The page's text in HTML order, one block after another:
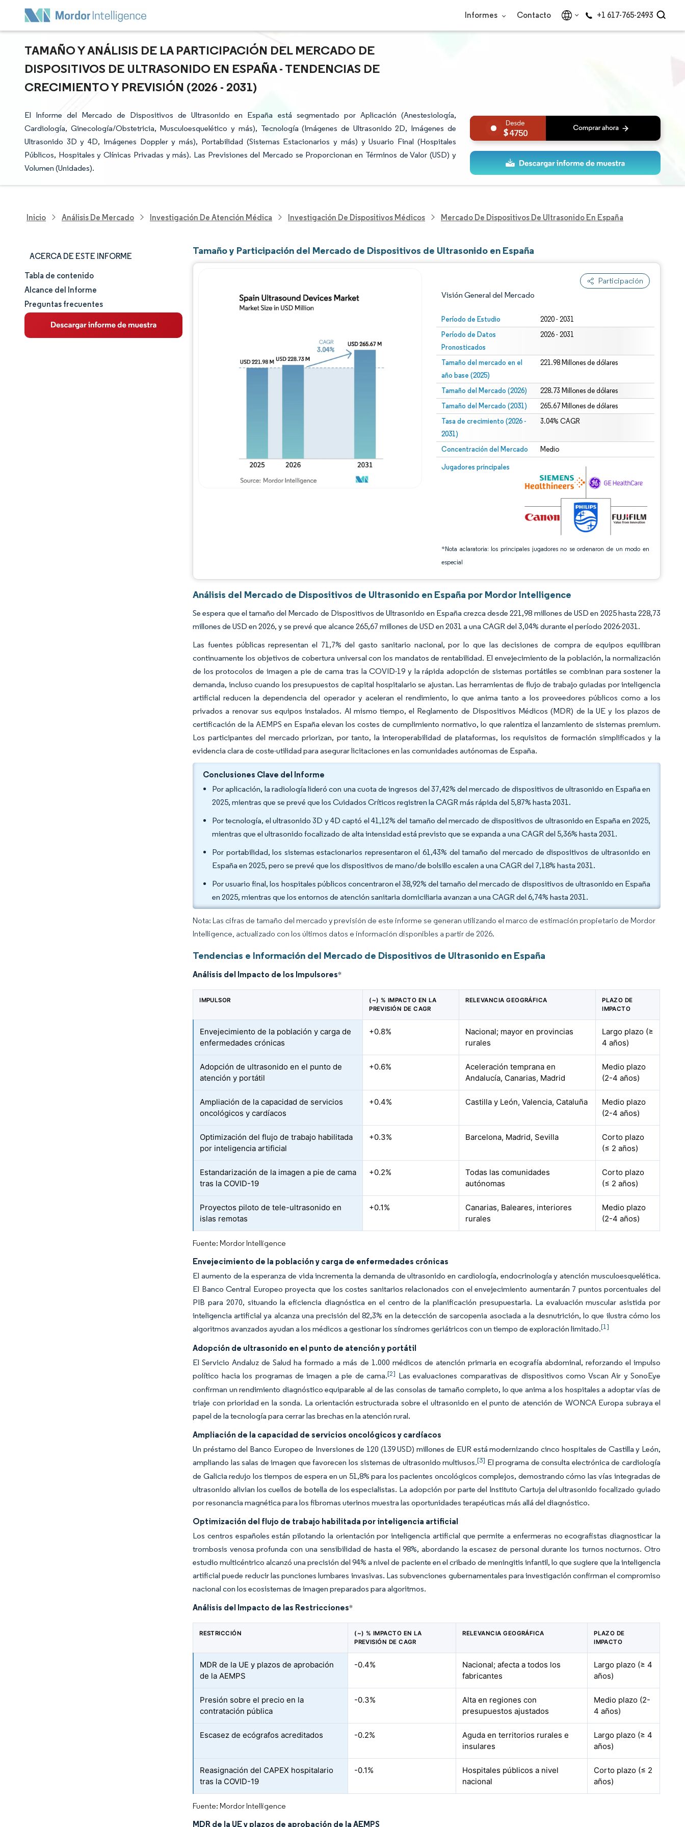
Informes Contacto +1 617-765-2493
TAMAÑO Y ANÁLISIS DE LA PARTICIPACIÓN DEL MERCADO DE
DISPOSITIVOS DE ULTRASONIDO EN ESPAÑA - TENDENCIAS DE
CRECIMIENTO Y PREVISIÓN (2026 - 2031)
El Informe del Mercado de Dispositivos de Ultrasonido en España está segmentado por Aplicación (Anestesiología,
Cardiología, Ginecología/Obstetricia, Musculoesquelético y más), Tecnología (Imágenes de Ultrasonido 2D, Imágenes de
Ultrasonido 3D y 4D, Imágenes Doppler y más), Portabilidad (Sistemas Estacionarios y más) y Usuario Final (Hospitales
Públicos, Hospitales y Clínicas Privadas y más). Las Previsiones del Mercado se Proporcionan en Términos de Valor (USD) y
Volumen (Unidades).
4750
Inicio Análisis De Mercado Investigación De Atención Médica Investigación De Dispositivos Médicos Mercado De Dispositivos De Ultrasonido En España
ACERCA DE ESTE INFORME
Tamaño y cuota de mercado
Análisis de mercado
Tendencias e ideas
Tabla de contenido
Alcance del Informe
Preguntas frecuentes
Tamaño y Participación del Mercado de Dispositivos de Ultrasonido en España
Participación
Visión General del Mercado
Período de Estudio 2020 - 2031
Período de Datos
Pronosticados
2026 - 2031
Tamaño del mercado en el
año base (2025)
221.98 Millones de dólares
Tamaño del Mercado (2026) 228.73 Millones de dólares
Tamaño del Mercado (2031) 265.67 Millones de dólares
Tasa de crecimiento (2026 -
2031)
3.04% CAGR
Concentración del Mercado Medio
Jugadores principales
*Nota aclaratoria: los principales jugadores no se ordenaron de un modo en
especial
Imagen © Mordor Intelligence. El uso requiere atribución según CC BY 4.0.
Imagen © Mordor Intelligence. El uso requiere atribución según CC BY 4.0.
Análisis del Mercado de Dispositivos de Ultrasonido en España por Mordor Intelligence
Se espera que el tamaño del Mercado de Dispositivos de Ultrasonido en España crezca desde 221,98 millones de USD en 2025 hasta 228,73
millones de USD en 2026, y se prevé que alcance 265,67 millones de USD en 2031 a una CAGR del 3,04% durante el período 2026-2031.
Las fuentes públicas representan el 71,7% del gasto sanitario nacional, por lo que las decisiones de compra de equipos equilibran
continuamente los objetivos de cobertura universal con los mandatos de rentabilidad. El envejecimiento de la población, la normalización
de los protocolos de imagen a pie de cama tras la COVID-19 y la rápida adopción de sistemas portátiles se combinan para sostener la
demanda, incluso cuando los presupuestos de capital hospitalario se ajustan. Las herramientas de flujo de trabajo guiadas por inteligencia
artificial reducen la dependencia del operador y aceleran el rendimiento, lo que anima tanto a los proveedores públicos como a los
privados a renovar sus equipos instalados. Al mismo tiempo, el Reglamento de Dispositivos Médicos (MDR) de la UE y los plazos de
certificación de la AEMPS en España elevan los costes de cumplimiento normativo, lo que ralentiza el lanzamiento de sistemas premium.
Los participantes del mercado priorizan, por tanto, la interoperabilidad de plataformas, los requisitos de formación simplificados y la
evidencia clara de coste-utilidad para asegurar licitaciones en las comunidades autónomas de España.
Conclusiones Clave del Informe
Por aplicación, la radiología lideró con una cuota de ingresos del 37,42% del mercado de dispositivos de ultrasonido en España en
2025, mientras que se prevé que los Cuidados Críticos registren la CAGR más rápida del 5,87% hasta 2031.
Por tecnología, el ultrasonido 3D y 4D captó el 41,12% del tamaño del mercado de dispositivos de ultrasonido en España en 2025,
mientras que el ultrasonido focalizado de alta intensidad está previsto que se expanda a una CAGR del 5,36% hasta 2031.
Por portabilidad, los sistemas estacionarios representaron el 61,43% del tamaño del mercado de dispositivos de ultrasonido en
España en 2025, pero se prevé que los dispositivos de mano/de bolsillo escalen a una CAGR del 7,18% hasta 2031.
Por usuario final, los hospitales públicos concentraron el 38,92% del tamaño del mercado de dispositivos de ultrasonido en España
en 2025, mientras que los entornos de atención sanitaria domiciliaria avanzan a una CAGR del 6,74% hasta 2031.
Nota: Las cifras de tamaño del mercado y previsión de este informe se generan utilizando el marco de estimación propietario de Mordor
Intelligence, actualizado con los últimos datos e información disponibles a partir de 2026.
Tendencias e Información del Mercado de Dispositivos de Ultrasonido en España
Análisis del Impacto de los Impulsores*
IMPULSOR
(~) % IMPACTO EN LA
PREVISIÓN DE CAGR
RELEVANCIA GEOGRÁFICA
PLAZO DE
IMPACTO
Envejecimiento de la población y carga de
enfermedades crónicas
+0.8%
Nacional; mayor en provincias
rurales
Largo plazo (≥
4 años)
Adopción de ultrasonido en el punto de
atención y portátil
+0.6%
Aceleración temprana en
Andalucía, Canarias, Madrid
Medio plazo
(2-4 años)
Ampliación de la capacidad de servicios
oncológicos y cardíacos
+0.4% Castilla y León, Valencia, Cataluña
Medio plazo
(2-4 años)
Optimización del flujo de trabajo habilitada
por inteligencia artificial
+0.3% Barcelona, Madrid, Sevilla
Corto plazo
(≤ 2 años)
Estandarización de la imagen a pie de cama
tras la COVID-19
+0.2%
Todas las comunidades
autónomas
Corto plazo
(≤ 2 años)
Proyectos piloto de tele-ultrasonido en
islas remotas
+0.1%
Canarias, Baleares, interiores
rurales
Medio plazo
(2-4 años)
Fuente: Mordor Intelligence
Envejecimiento de la población y carga de enfermedades crónicas
El aumento de la esperanza de vida incrementa la demanda de ultrasonido en cardiología, endocrinología y atención musculoesquelética.
El Banco Central Europeo proyecta que los costes sanitarios relacionados con el envejecimiento aumentarán 7 puntos porcentuales del
PIB para 2070, situando la eficiencia diagnóstica en el centro de la planificación presupuestaria. La evaluación muscular asistida por
inteligencia artificial ya alcanza una precisión del 82,3% en la detección de sarcopenia asociada a la desnutrición, lo que ilustra cómo los
algoritmos avanzados ayudan a los médicos a gestionar los síndromes geriátricos con un tiempo de exploración limitado.[1]
Adopción de ultrasonido en el punto de atención y portátil
El Servicio Andaluz de Salud ha formado a más de 1.000 médicos de atención primaria en ecografía abdominal, reforzando el impulso
político hacia los programas de imagen a pie de cama.[2] Las evaluaciones comparativas de dispositivos como Vscan Air y SonoEye
confirman un rendimiento diagnóstico equiparable al de las consolas de tamaño completo, lo que anima a los hospitales a adoptar vías de
triaje con prioridad en la sonda. La orientación estructurada sobre el ultrasonido en el punto de atención de WONCA Europa subraya el
papel de la tecnología para cerrar las brechas en la atención rural.
Ampliación de la capacidad de servicios oncológicos y cardíacos
Un préstamo del Banco Europeo de Inversiones de 120 (139 USD) millones de EUR está modernizando cinco hospitales de Castilla y León,
ampliando las salas de imagen que favorecen los sistemas de ultrasonido multiusos.[3] El programa de consulta electrónica de cardiología
de Galicia redujo los tiempos de espera en un 51,8% para los pacientes oncológicos complejos, demostrando cómo las vías integradas de
ultrasonido alivian los cuellos de botella de los especialistas. La adopción por parte del Instituto Cartuja del ultrasonido focalizado guiado
por resonancia magnética para los fibromas uterinos muestra las oportunidades terapéuticas más allá del diagnóstico.
Optimización del flujo de trabajo habilitada por inteligencia artificial
Los centros españoles están pilotando la orientación por inteligencia artificial que permite a enfermeras no ecografistas diagnosticar la
trombosis venosa profunda con una sensibilidad de hasta el 98%, abordando la escasez de personal durante los turnos nocturnos. Otro
estudio multicéntrico alcanzó una precisión del 94% a nivel de paciente en el cribado de meningitis infantil, lo que sugiere que la inteligencia
artificial puede reducir las punciones lumbares invasivas. Las subvenciones gubernamentales para investigación confirman el compromiso
nacional con los ecosistemas de imagen preparados para algoritmos.
Análisis del Impacto de las Restricciones*
RESTRICCIÓN
(~) % IMPACTO EN LA
PREVISIÓN DE CAGR
RELEVANCIA GEOGRÁFICA
PLAZO DE
IMPACTO
MDR de la UE y plazos de aprobación
de la AEMPS
-0.4%
Nacional; afecta a todos los
fabricantes
Largo plazo (≥ 4
años)
Presión sobre el precio en la
contratación pública
-0.3%
Alta en regiones con
presupuestos ajustados
Medio plazo (2-
4 años)
Escasez de ecógrafos acreditados -0.2%
Aguda en territorios rurales e
insulares
Largo plazo (≥ 4
años)
Reasignación del CAPEX hospitalario
tras la COVID-19
-0.1%
Hospitales públicos a nivel
nacional
Corto plazo (≤ 2
años)
Fuente: Mordor Intelligence
MDR de la UE y plazos de aprobación de la AEMPS